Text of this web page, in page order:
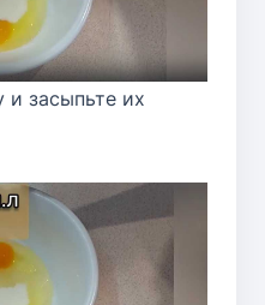
и засыпьте их